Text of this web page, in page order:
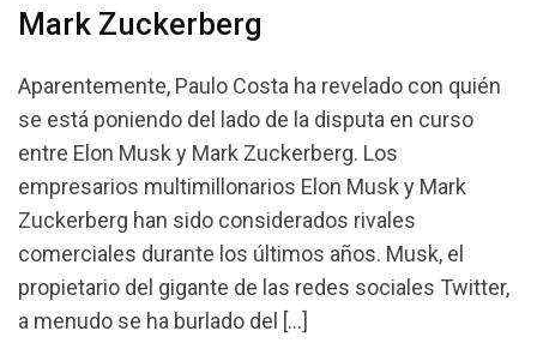
Mark Zuckerberg
Aparentemente, Paulo Costa ha revelado con quién
se está poniendo del lado de la disputa en curso
entre Elon Musk y Mark Zuckerberg. Los
empresarios multimillonarios Elon Musk y Mark
Zuckerberg han sido considerados rivales
comerciales durante los últimos años. Musk, el
propietario del gigante de las redes sociales Twitter,
a menudo se ha burlado del […]